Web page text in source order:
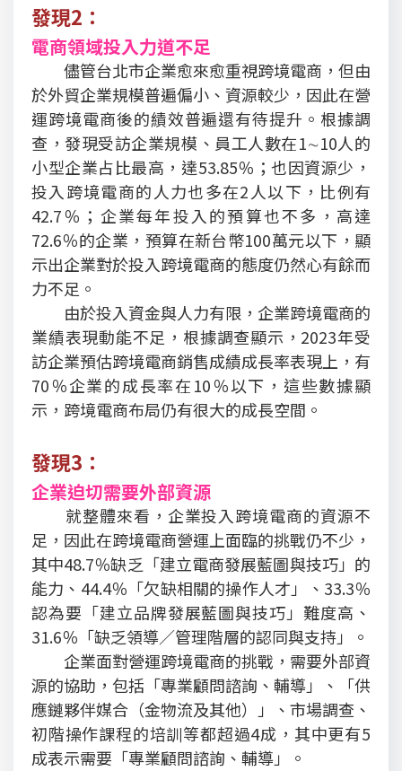
發現2：
電商領域投入力道不足
儘管台北市企業愈來愈重視跨境電商，但由
於外貿企業規模普遍偏小、資源較少，因此在營
運跨境電商後的績效普遍還有待提升。根據調
查，發現受訪企業規模、員工人數在1∼10人的
小型企業占比最高，達53.85％；也因資源少，
投入跨境電商的人力也多在2人以下，比例有
42.7％；企業每年投入的預算也不多，高達
72.6％的企業，預算在新台幣100萬元以下，顯
示出企業對於投入跨境電商的態度仍然心有餘而
力不足。
由於投入資金與人力有限，企業跨境電商的
業績表現動能不足，根據調查顯示，2023年受
訪企業預估跨境電商銷售成績成長率表現上，有
70％企業的成長率在10％以下，這些數據顯
示，跨境電商布局仍有很大的成長空間。
發現3：
企業迫切需要外部資源
就整體來看，企業投入跨境電商的資源不
足，因此在跨境電商營運上面臨的挑戰仍不少，
其中48.7％缺乏「建立電商發展藍圖與技巧」的
能力、44.4％「欠缺相關的操作人才」、33.3％
認為要「建立品牌發展藍圖與技巧」難度高、
31.6％「缺乏領導／管理階層的認同與支持」。
企業面對營運跨境電商的挑戰，需要外部資
源的協助，包括「專業顧問諮詢、輔導」、「供
應鏈夥伴媒合（金物流及其他）」、市場調查、
初階操作課程的培訓等都超過4成，其中更有5
成表示需要「專業顧問諮詢、輔導」。